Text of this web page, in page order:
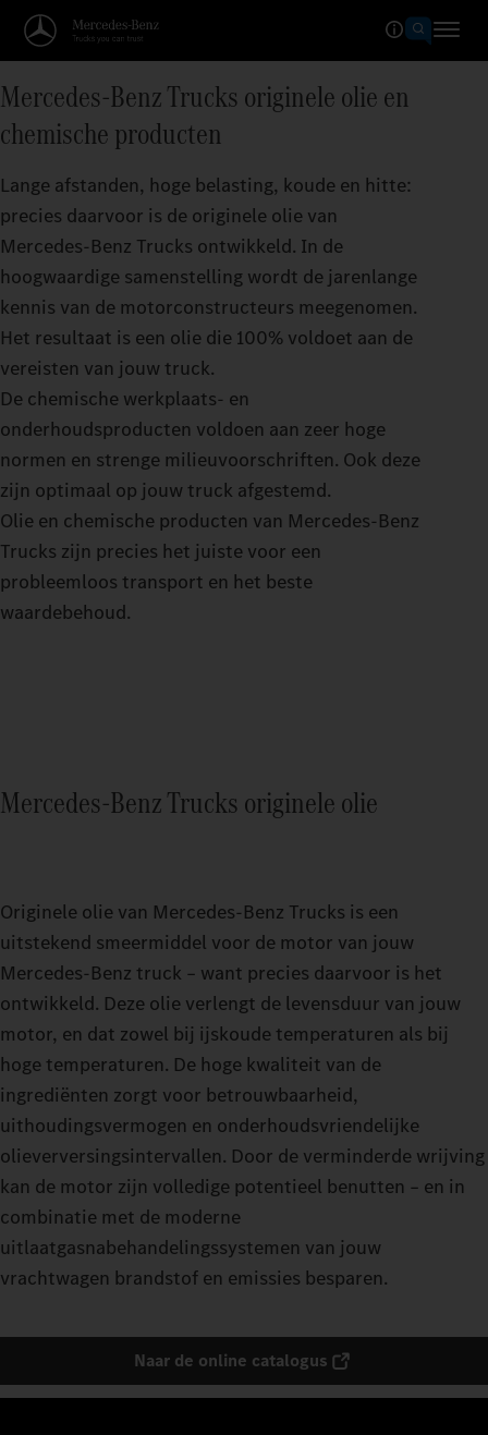
Mercedes‑Benz Trucks originele olie en
chemische producten
Lange afstanden, hoge belasting, koude en hitte:
precies daarvoor is de originele olie van
Mercedes‑Benz Trucks ontwikkeld. In de
hoogwaardige samenstelling wordt de jarenlange
kennis van de motorconstructeurs meegenomen.
Het resultaat is een olie die 100% voldoet aan de
vereisten van jouw truck.
De chemische werkplaats- en
onderhoudsproducten voldoen aan zeer hoge
normen en strenge milieuvoorschriften. Ook deze
zijn optimaal op jouw truck afgestemd.
Olie en chemische producten van Mercedes‑Benz
Trucks zijn precies het juiste voor een
probleemloos transport en het beste
waardebehoud.
Mercedes‑Benz Trucks originele olie
Originele olie van Mercedes‑Benz Trucks is een
uitstekend smeermiddel voor de motor van jouw
Mercedes‑Benz truck – want precies daarvoor is het
ontwikkeld. Deze olie verlengt de levensduur van jouw
motor, en dat zowel bij ijskoude temperaturen als bij
hoge temperaturen. De hoge kwaliteit van de
ingrediënten zorgt voor betrouwbaarheid,
uithoudingsvermogen en onderhoudsvriendelijke
olieverversingsintervallen. Door de verminderde wrijving
kan de motor zijn volledige potentieel benutten – en in
combinatie met de moderne
uitlaatgasnabehandelingssystemen van jouw
vrachtwagen brandstof en emissies besparen.
Naar de online catalogus